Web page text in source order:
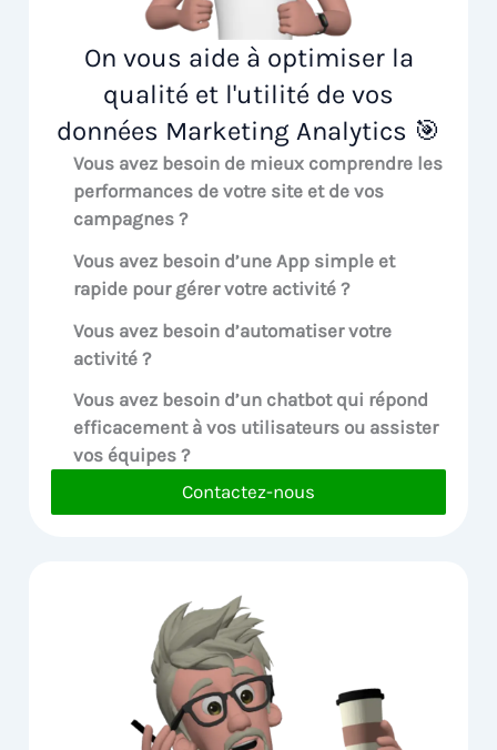
On vous aide à optimiser la
qualité et l'utilité de vos
données Marketing Analytics 🎯
Vous avez besoin de mieux comprendre les
performances de votre site et de vos
campagnes ?
Vous avez besoin d’une App simple et
rapide pour gérer votre activité ?
Vous avez besoin d’automatiser votre
activité ?
Vous avez besoin d’un chatbot qui répond
efficacement à vos utilisateurs ou assister
vos équipes ?
Contactez-nous